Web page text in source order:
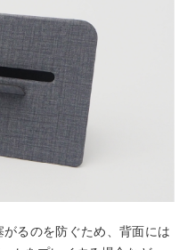
るのを防ぐため、背面には